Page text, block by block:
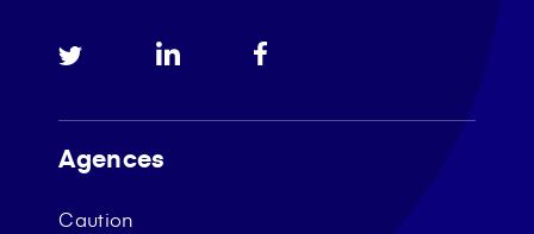
Agences
Caution